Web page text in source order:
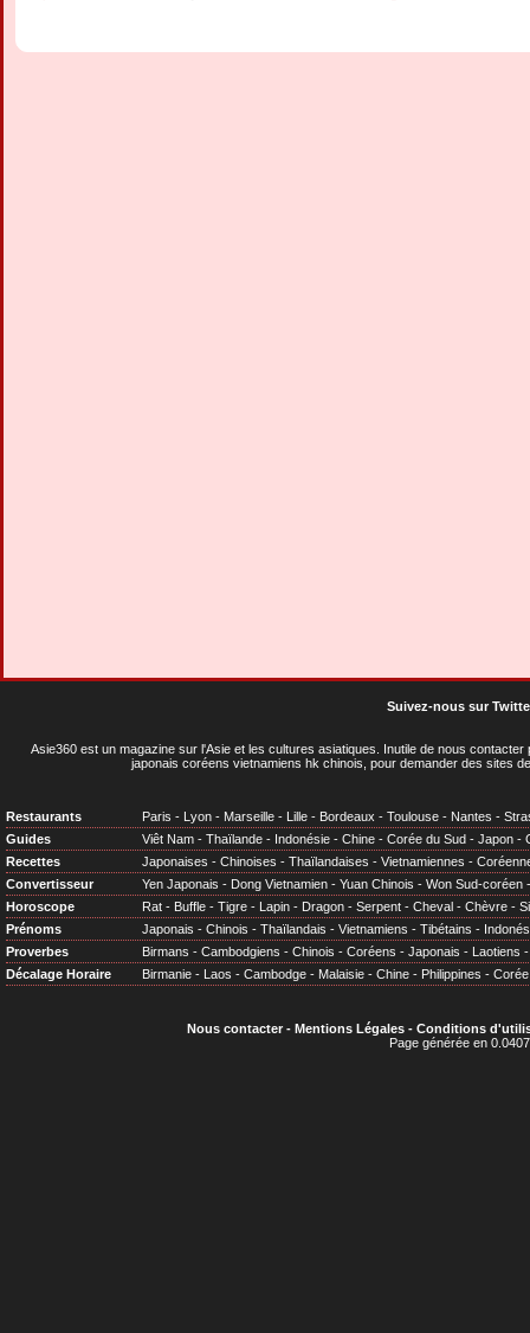
Suivez-nous sur
Asie360 est un magazine sur l'Asie et les cultures asiatiques . Inutile de nous
japonais coréens vietnamiens hk chinois, pour demander des sites
Restaurants Paris - Lyon - Marseille - Lille - Bordeaux - Toulouse - Nantes -
Guides
Viêt Nam - Thaïlande - Indonésie - Chine - Corée du Sud - Japon -
Recettes
Japonaises - Chinoises - Thaïlandaises - Vietnamiennes -
Convertisseur
Yen Japonais - Dong Vietnamien - Yuan Chinois - Won Sud-coréen
Horoscope
Rat - Buffle - Tigre - Lapin - Dragon - Serpent - Cheval - Chèvre -
Prénoms
Japonais - Chinois - Thaïlandais - Vietnamiens - Tibétains -
Proverbes
Birmans - Cambodgiens - Chinois - Coréens - Japonais - Laotiens
Décalage Horaire
Birmanie - Laos - Cambodge - Malaisie - Chine - Philippines - Corée
Nous contacter- Mentions Légales- Conditions
Page générée en